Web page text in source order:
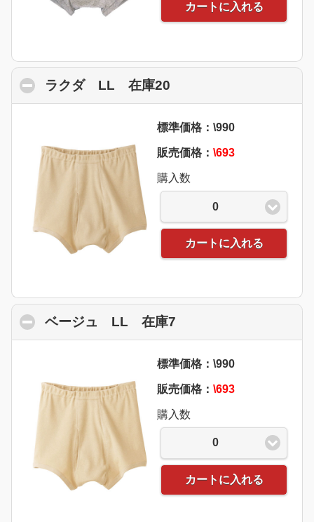
カートに入れる
ラクダ LL 在庫20
標準価格：\990
販売価格： \693
購入数
0
カートに入れる
ベージュ LL 在庫7
標準価格：\990
販売価格： \693
購入数
0
カートに入れる